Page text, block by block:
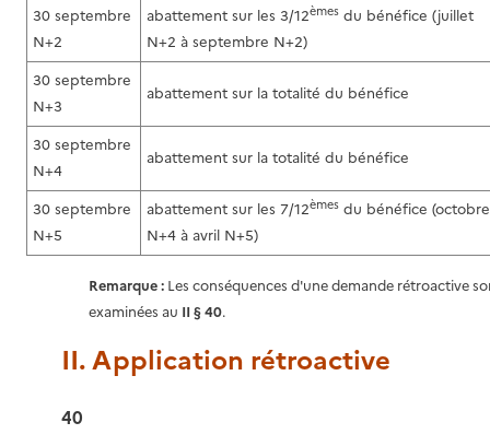
30 septembre
N+2
abattement sur les 3/12èmes du bénéfice (juillet
N+2 à septembre N+2)
30 septembre
N+3
abattement sur la totalité du bénéfice
30 septembre
N+4
abattement sur la totalité du bénéfice
30 septembre
N+5
abattement sur les 7/12èmes du bénéfice (octobre
N+4 à avril N+5)
Remarque :Les conséquences d'une demande rétroactive
examinées au II § 40.
II. Application rétroactive
40